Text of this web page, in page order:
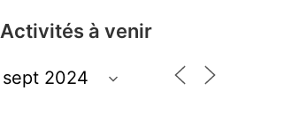
Activités à venir